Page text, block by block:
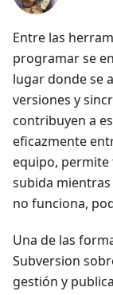
Entre las
programar se
lugar donde se
versiones y
contribuyen a
eficazmente
equipo, permite
subida
no funciona,
Una de las
Subversion
gestión y